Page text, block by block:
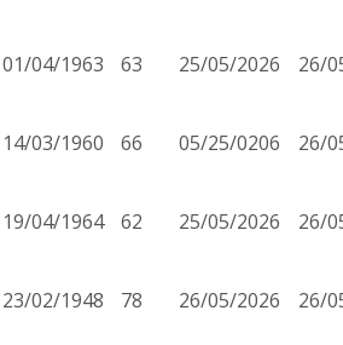
01/04/1963 63 25/05/2026 26/
14/03/1960 66 05/25/0206 26/
19/04/1964 62 25/05/2026 26/
23/02/1948 78 26/05/2026 26/